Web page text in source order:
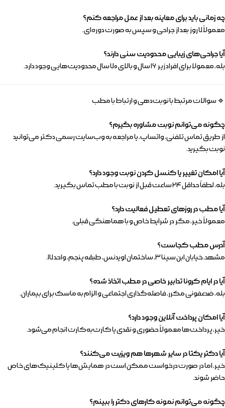
چه زمانی باید برای معاینه بعد از عمل مراجعه کنم؟
معمولاً ۷ روز بعد از جراحی و سپس به صورت دوره‌ای.
آیا جراحی‌های زیبایی محدودیت سنی دارند؟
بله، معمولا برای افراد زیر ۱۶ سال و بالای ۷۰ سال محدودیت‌هایی وجود دارد.
🔹 سوالات مرتبط با نوبت‌دهی و ارتباط با مطب
چگونه می‌توانم نوبت مشاوره بگیرم؟
از طریق تماس تلفنی، واتساپ، یا مراجعه به وب‌سایت رسمی دکتر می‌توانید
نوبت بگیرید.
آیا امکان تغییر یا کنسل کردن نوبت وجود دارد؟
بله، لطفاً حداقل ۲۴ ساعت قبل از نوبت با مطب تماس بگیرید.
آیا مطب در روزهای تعطیل فعالیت دارد؟
معمولاً خیر، مگر در شرایط خاص و با هماهنگی قبلی.
آدرس مطب کجاست؟
مشهد، خیابان ابن سینا ۳، ساختمان اویدنس، طبقه پنجم، واحد ۱۷.
آیا در ایام کرونا تدابیر خاصی در مطب اتخاذ شده؟
بله، ضدعفونی مکرر، فاصله‌گذاری اجتماعی و الزام به ماسک برای بیماران.
آیا امکان پرداخت آنلاین وجود دارد؟
خیر، پرداخت‌ها معمولاً حضوری و نقدی یا کارت‌به‌کارت انجام می‌شود.
آیا دکتر یکتا در سایر شهرها هم ویزیت می‌کنند؟
خیر، اما در صورت درخواست ممکن است در همایش‌ها یا کلینیک‌های خاص
حاضر شوند.
چگونه می‌توانم نمونه کارهای دکتر را ببینم؟